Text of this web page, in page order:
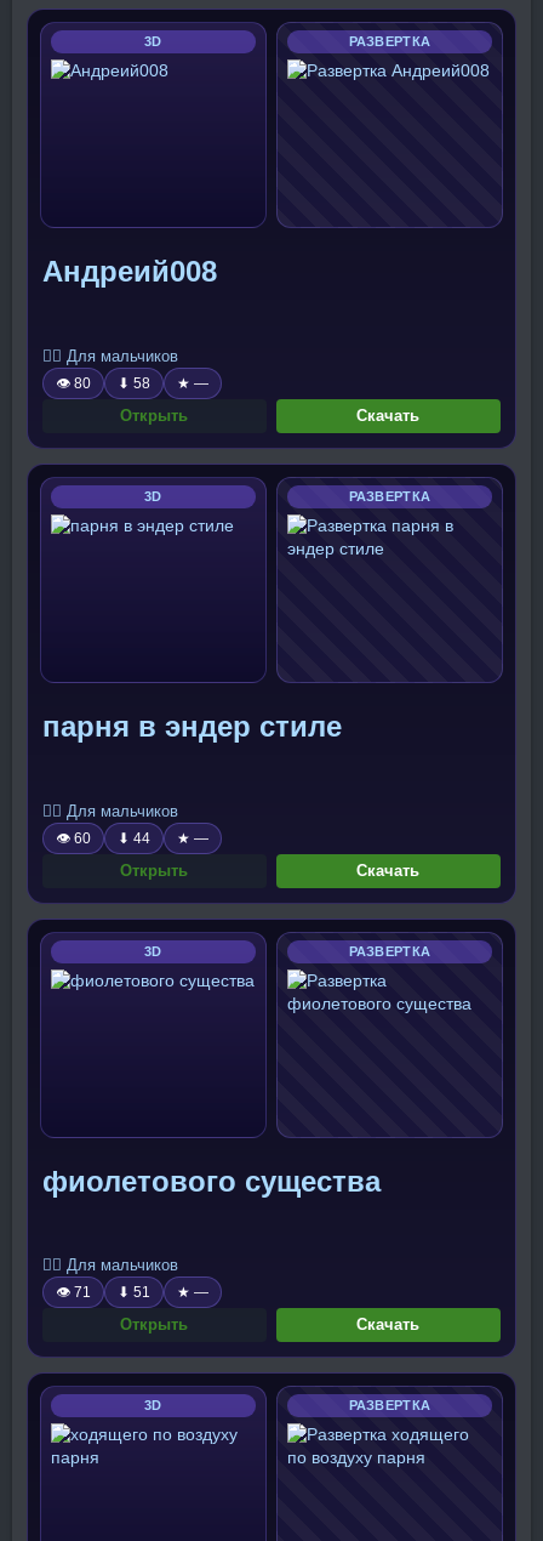
3D РАЗВЕРТКА
Андреий008
🧍‍♂️ Для мальчиков
👁 80 ⬇ 58 ★ —
Открыть Скачать
3D РАЗВЕРТКА
парня в эндер стиле
🧍‍♂️ Для мальчиков
👁 60 ⬇ 44 ★ —
Открыть Скачать
3D РАЗВЕРТКА
фиолетового существа
🧍‍♂️ Для мальчиков
👁 71 ⬇ 51 ★ —
Открыть Скачать
3D РАЗВЕРТКА